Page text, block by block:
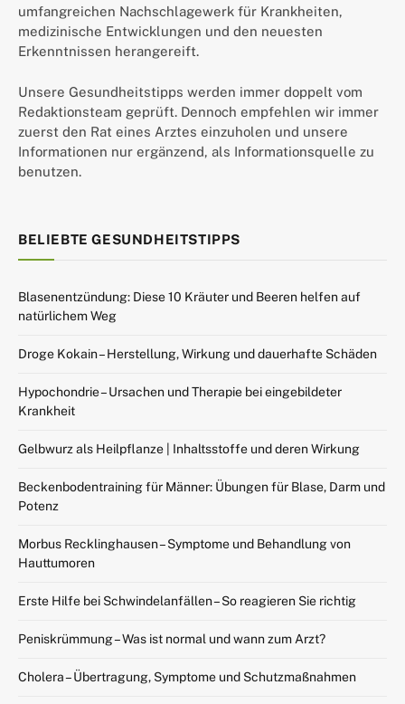
umfangreichen Nachschlagewerk für Krankheiten,
medizinische Entwicklungen und den neuesten
Erkenntnissen herangereift.
Unsere Gesundheitstipps werden immer doppelt vom
Redaktionsteam geprüft. Dennoch empfehlen wir immer
zuerst den Rat eines Arztes einzuholen und unsere
Informationen nur ergänzend, als Informationsquelle zu
benutzen.
BELIEBTE GESUNDHEITSTIPPS
Blasenentzündung: Diese 10 Kräuter und Beeren helfen auf
natürlichem Weg
Droge Kokain – Herstellung, Wirkung und dauerhafte Schäden
Hypochondrie – Ursachen und Therapie bei eingebildeter
Krankheit
Gelbwurz als Heilpflanze | Inhaltsstoffe und deren Wirkung
Beckenbodentraining für Männer: Übungen für Blase, Darm und
Potenz
Morbus Recklinghausen – Symptome und Behandlung von
Hauttumoren
Erste Hilfe bei Schwindelanfällen – So reagieren Sie richtig
Peniskrümmung – Was ist normal und wann zum Arzt?
Cholera – Übertragung, Symptome und Schutzmaßnahmen